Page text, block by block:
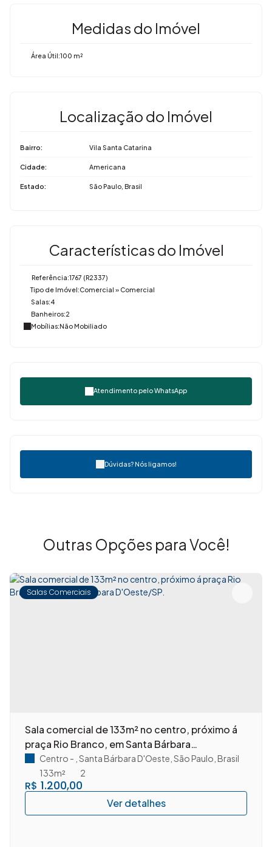
Medidas do Imóvel
Área Útil:100 m²
Localização do Imóvel
Bairro: Vila Santa Catarina
Cidade: Americana
Estado: São Paulo, Brasil
Características do Imóvel
Referência:1767 (R2337)
Tipo de Imóvel:Comercial » Comercial
Salas:4
Banheiros:2
Mobílias:Não Mobiliado
Atendimento peloWhatsApp
Dúvidas? Nós ligamos!
Outras Opções para Você!
Salas Comerciais
Sala comercial de 133m² no centro, próximo á
praça Rio Branco, em Santa Bárbara
D'Oeste/SP.
R$ 1.200,00
Centro Santa Bárbara D'Oeste São Paulo Brasil
2
133m²